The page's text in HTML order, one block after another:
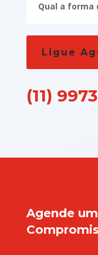
Qual a forma
Ligue
(11)
Agende